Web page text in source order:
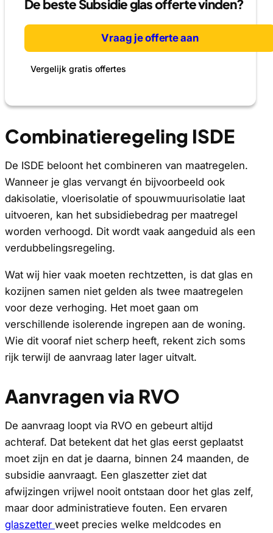
De beste Subsidie glas offerte vinden?
Vraag je offerte aan
Vergelijk gratis offertes
Combinatieregeling ISDE
De ISDE beloont het combineren van maatregelen.
Wanneer je glas vervangt én bijvoorbeeld ook
dakisolatie, vloerisolatie of spouwmuurisolatie laat
uitvoeren, kan het subsidiebedrag per maatregel
worden verhoogd. Dit wordt vaak aangeduid als een
verdubbelingsregeling.
Wat wij hier vaak moeten rechtzetten, is dat glas en
kozijnen samen niet gelden als twee maatregelen
voor deze verhoging. Het moet gaan om
verschillende isolerende ingrepen aan de woning.
Wie dit vooraf niet scherp heeft, rekent zich soms
rijk terwijl de aanvraag later lager uitvalt.
Aanvragen via RVO
De aanvraag loopt via RVO en gebeurt altijd
achteraf. Dat betekent dat het glas eerst geplaatst
moet zijn en dat je daarna, binnen 24 maanden, de
subsidie aanvraagt. Een glaszetter ziet dat
afwijzingen vrijwel nooit ontstaan door het glas zelf,
maar door administratieve fouten. Een ervaren
glaszetter weet precies welke meldcodes en